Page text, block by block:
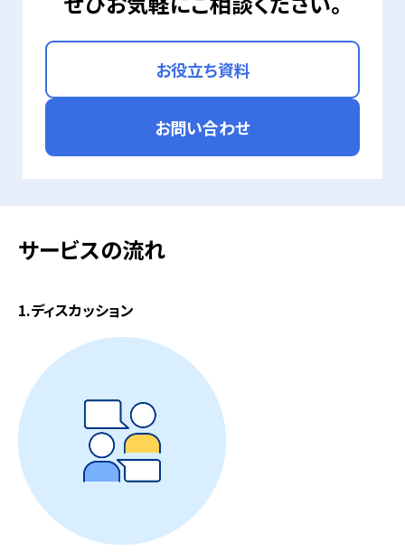
お役立ち資料
お問い合わせ
サービスの流れ
1.ディスカッション